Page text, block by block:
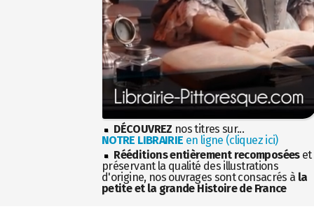
DÉCOUVREZ nos titres sur...
NOTRE LIBRAIRIE en ligne (cliquez ici)
Rééditions entièrement recomposéeset
préservant la qualité des illustrations
d'origine, nos ouvrages sont consacrés à la
petite et la grande Histoire de France